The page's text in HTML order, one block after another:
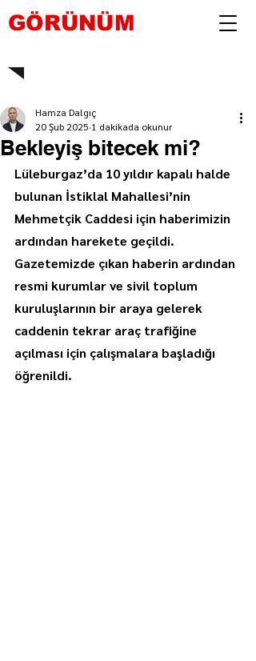
GÖRÜNÜM
Bekleyiş bitecek mi?
Hamza Dalgıç
20 Şub 2025 1 dakikada okunur
Lüleburgaz’da 10 yıldır kapalı halde
bulunan İstiklal Mahallesi’nin
Mehmetçik Caddesi için haberimizin
ardından harekete geçildi.
Gazetemizde çıkan haberin ardından
resmi kurumlar ve sivil toplum
kuruluşlarının bir araya gelerek
caddenin tekrar araç trafiğine
açılması için çalışmalara başladığı
öğrenildi.